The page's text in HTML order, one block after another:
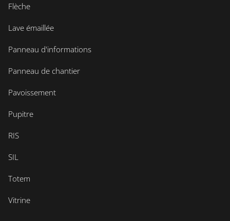
Flèche
Lave émaillée
Panneau d'informations
Panneau de chantier
Pavoissement
Pupitre
RIS
SIL
Totem
Vitrine